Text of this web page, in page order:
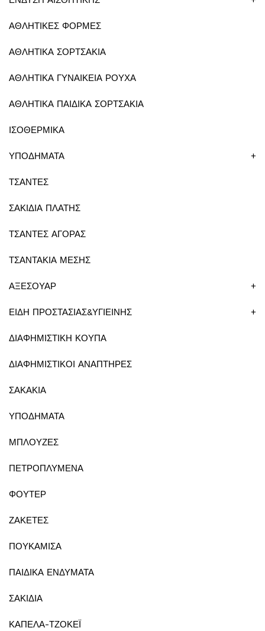
ΑΘΛΗΤΙΚΕΣ ΦΟΡΜΕΣ
ΑΘΛΗΤΙΚΑ ΣΟΡΤΣΑΚΙΑ
ΑΘΛΗΤΙΚΑ ΓΥΝΑΙΚΕΙΑ ΡΟΥΧΑ
ΑΘΛΗΤΙΚΑ ΠΑΙΔΙΚΑ ΣΟΡΤΣΑΚΙΑ
ΙΣΟΘΕΡΜΙΚΑ
ΥΠΟΔΗΜΑΤΑ +
ΤΣΑΝΤΕΣ
ΣΑΚΙΔΙΑ ΠΛΑΤΗΣ
ΤΣΑΝΤΕΣ ΑΓΟΡΑΣ
ΤΣΑΝΤΑΚΙΑ ΜΕΣΗΣ
ΑΞΕΣΟΥΑΡ +
ΕΙΔΗ ΠΡΟΣΤΑΣΙΑΣ&ΥΓΙΕΙΝΗΣ +
ΔΙΑΦΗΜΙΣΤΙΚΗ ΚΟΥΠΑ
ΔΙΑΦΗΜΙΣΤΙΚΟΙ ΑΝΑΠΤΗΡΕΣ
ΣΑΚΑΚΙΑ
ΥΠΟΔΗΜΑΤΑ
ΜΠΛΟΥΖΕΣ
ΠΕΤΡΟΠΛΥΜΕΝΑ
ΦΟΥΤΕΡ
ΖΑΚΕΤΕΣ
ΠΟΥΚΑΜΙΣΑ
ΠΑΙΔΙΚΑ ΕΝΔΥΜΑΤΑ
ΣΑΚΙΔΙΑ
ΚΑΠΕΛΑ-ΤΖΟΚΕΪ